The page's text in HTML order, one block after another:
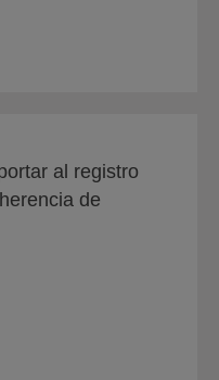
al registro
de